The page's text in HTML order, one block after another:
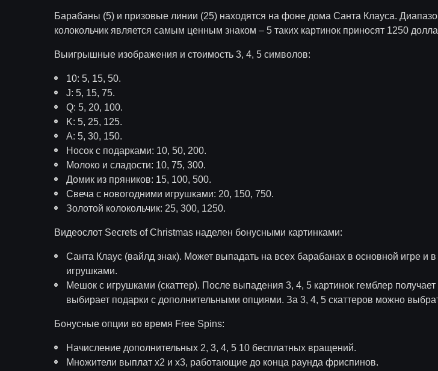
Барабаны (5) и призовые линии (25) находятся на фоне дома Санта Клауса.
колокольчик является самым ценным знаком – 5 таких картинок приносят 1250
Выигрышные изображения и стоимость 3, 4, 5 символов:
10: 5, 15, 50.
J: 5, 15, 75.
Q: 5, 20, 100.
K: 5, 25, 125.
A: 5, 30, 150.
Носок с подарками: 10, 50, 200.
Молоко и сладости: 10, 75, 300.
Домик из пряников: 15, 100, 500.
Свеча с новогодними игрушками: 20, 150, 750.
Золотой колокольчик: 25, 300, 1250.
Видеослот Secrets of Christmas наделен бонусными картинками:
Санта Клаус (вайлд знак). Может выпадать на всех барабанах в основной игре
игрушками.
Мешок с игрушками (скаттер). После выпадения 3, 4, 5 картинок гемблер
выбирает подарки с дополнительными опциями. За 3, 4, 5 скаттеров можно
Бонусные опции во время Free Spins:
Начисление дополнительных 2, 3, 4, 5 10 бесплатных вращений.
Множители выплат х2 и х3, работающие до конца раунда фриспинов.